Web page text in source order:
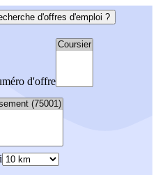
d'offres d'emploi ?
d'offre